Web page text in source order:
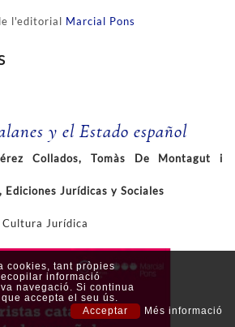
l'editorial Marcial Pons
y el Estado español
Collados, Tomàs De Montagut i
Ediciones Jurídicas y Sociales
Jurídica
cookies, tant pròpies
informació
navegació. Si continua
accepta el seu ús.
Acceptar
Més informació